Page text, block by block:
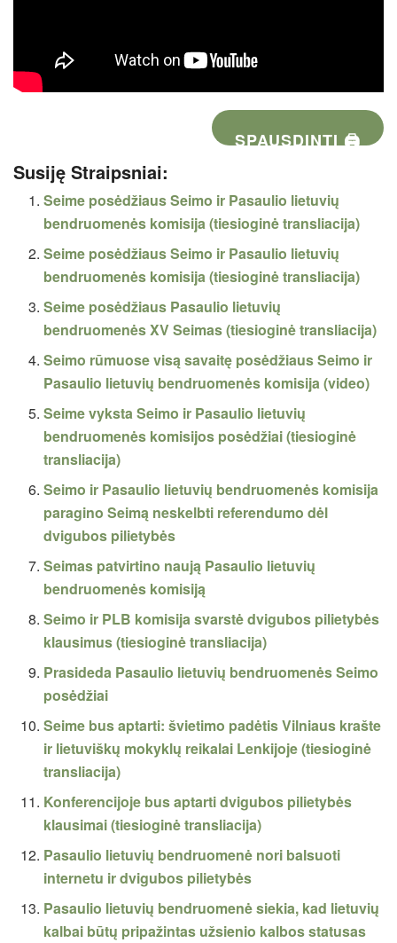
SPAUSDINTI 🖨
Susiję Straipsniai:
Seime posėdžiaus Seimo ir Pasaulio lietuvių
bendruomenės komisija (tiesioginė transliacija)
Seime posėdžiaus Seimo ir Pasaulio lietuvių
bendruomenės komisija (tiesioginė transliacija)
Seime posėdžiaus Pasaulio lietuvių
bendruomenės XV Seimas (tiesioginė transliacija)
Seimo rūmuose visą savaitę posėdžiaus Seimo ir
Pasaulio lietuvių bendruomenės komisija (video)
Seime vyksta Seimo ir Pasaulio lietuvių
bendruomenės komisijos posėdžiai (tiesioginė
transliacija)
Seimo ir Pasaulio lietuvių bendruomenės komisija
paragino Seimą neskelbti referendumo dėl
dvigubos pilietybės
Seimas patvirtino naują Pasaulio lietuvių
bendruomenės komisiją
Seimo ir PLB komisija svarstė dvigubos pilietybės
klausimus (tiesioginė transliacija)
Prasideda Pasaulio lietuvių bendruomenės Seimo
posėdžiai
Seime bus aptarti: švietimo padėtis Vilniaus krašte
ir lietuviškų mokyklų reikalai Lenkijoje (tiesioginė
transliacija)
Konferencijoje bus aptarti dvigubos pilietybės
klausimai (tiesioginė transliacija)
Pasaulio lietuvių bendruomenė nori balsuoti
internetu ir dvigubos pilietybės
Pasaulio lietuvių bendruomenė siekia, kad lietuvių
kalbai būtų pripažintas užsienio kalbos statusas